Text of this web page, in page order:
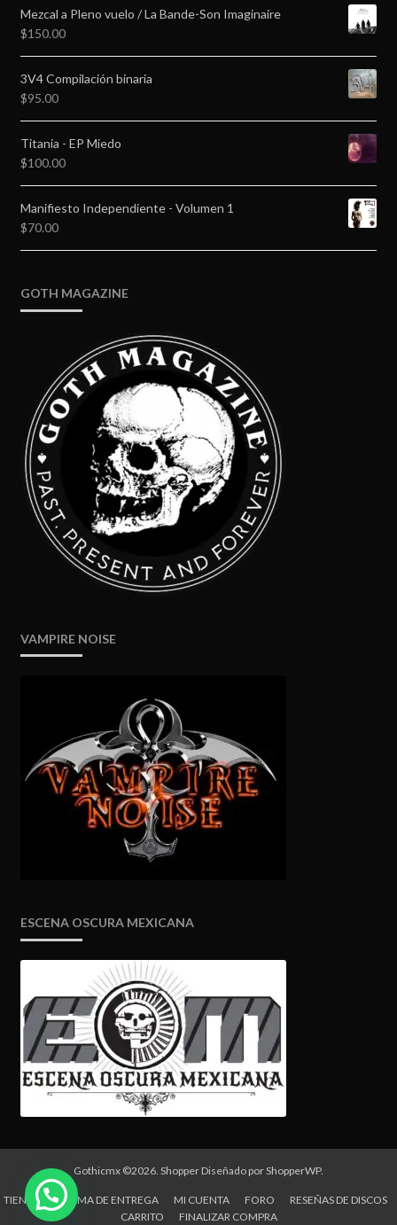
Mezcal a Pleno vuelo / La Bande-Son Imaginaire
$150.00
3V4 Compilación binaria
$95.00
Titania - EP Miedo
$100.00
Manifiesto Independiente - Volumen 1
$70.00
GOTH MAGAZINE
VAMPIRE NOISE
ESCENA OSCURA MEXICANA
Gothicmx ©2026. Shopper Diseñado porShopperWP.
TIENDA FORMA DE ENTREGA MI CUENTA FORO
RESEÑAS DE DISCOS
CARRITO
FINALIZAR COMPRA